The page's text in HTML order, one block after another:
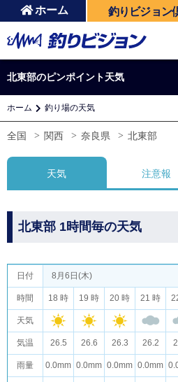
ホーム 釣りビジョン
北東部のピンポイント天気
ホーム 釣り場の天気
全国 関西 奈良県 北東部
天気 注意報
北東部 1時間毎の天気
日付
時間
天気
気温
雨量
8月6日(木)
18 時 19 時 20 時 21 時
26.5 26.6 26.3 26.2
0.0mm 0.0mm 0.0mm 0.0mm